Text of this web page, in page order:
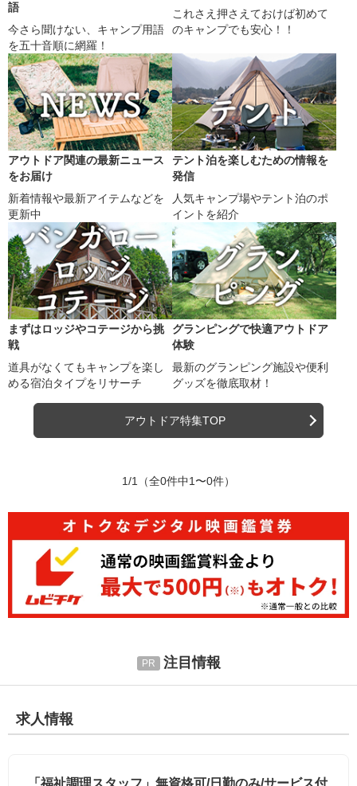
語
今さら聞けない、キャンプ用語
を五十音順に網羅！
これさえ押さえておけば初めて
のキャンプでも安心！！
アウトドア関連の最新ニュース
をお届け
新着情報や最新アイテムなどを
更新中
テント泊を楽しむための情報を
発信
人気キャンプ場やテント泊のポ
イントを紹介
まずはロッジやコテージから挑
戦
道具がなくてもキャンプを楽し
める宿泊タイプをリサーチ
グランピングで快適アウトドア
体験
最新のグランピング施設や便利
グッズを徹底取材！
アウトドア特集TOP
1/1 （全0件中1〜0件）
注目情報
求人情報